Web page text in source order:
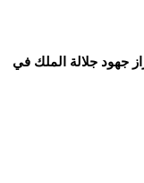
جهود جلالة الملك في